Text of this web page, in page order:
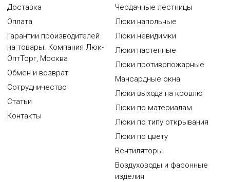
Доставка
Оплата
Гарантии производителей
на товары. Компания Люк-
ОптТорг, Москва
Обмен и возврат
Сотрудничество
Статьи
Контакты
Чердачные лестницы
Люки напольные
Люки невидимки
Люки настенные
Люки противопожарные
Мансардные окна
Люки выхода на кровлю
Люки по материалам
Люки по типу открывания
Люки по цвету
Вентиляторы
Воздуховоды и фасонные
изделия